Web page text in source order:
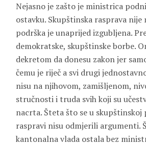
Nejasno je zašto je ministrica
ostavku. Skupštinska rasprava nije
podrška je unaprijed izgubljena.
demokratske, skupštinske borbe.
dekretom da donesu zakon jer
čemu je riječ a svi drugi
nisu na njihovom, zamišljenom,
stručnosti i truda svih koji su
nacrta. Šteta što se u skupštinskoj
raspravi nisu odmjerili argumenti.
kantonalna vlada ostala bez